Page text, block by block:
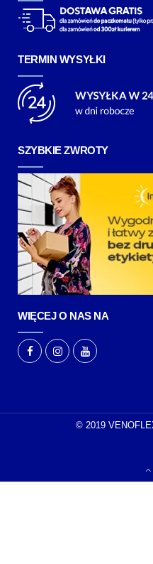
TERMIN WYSYŁKI
SZYBKIE ZWROTY
WIĘCEJ O NAS NA
© 2019